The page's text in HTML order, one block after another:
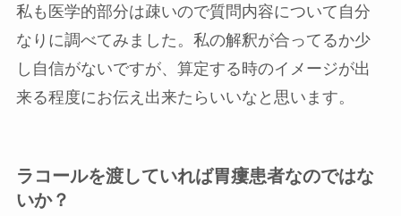
私も医学的部分は疎いので質問内容について自分
なりに調べてみました。私の解釈が合ってるか少
し自信がないですが、算定する時のイメージが出
来る程度にお伝え出来たらいいなと思います。
ラコールを渡していれば胃瘻患者なのではな
いか？